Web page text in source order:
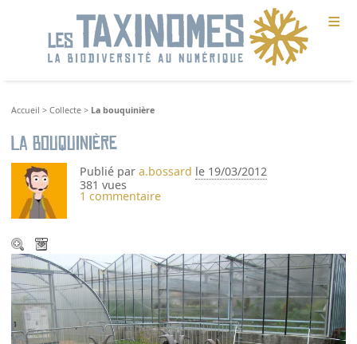
≡
Accueil >Collecte > La bouquinière
La bouquinière
Publié para.bossard le 19/03/2012
381 vues
1 commentaire